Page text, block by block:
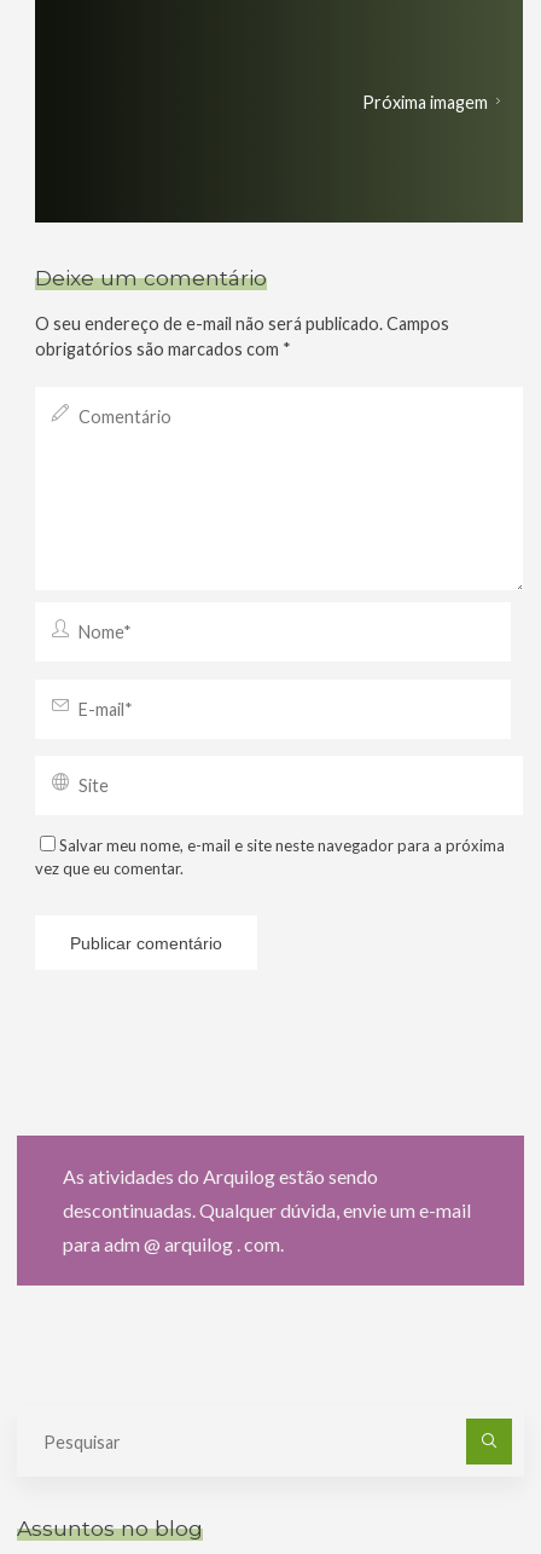
Próxima imagem
Deixe um comentário
O seu endereço de e-mail não será publicado. Campos
obrigatórios são marcados com *
Salvar meu nome, e-mail e site neste navegador para a próxima
vez que eu comentar.
As atividades do Arquilog estão sendo
descontinuadas. Qualquer dúvida, envie um e-mail
para adm @ arquilog . com.
Assuntos no blog